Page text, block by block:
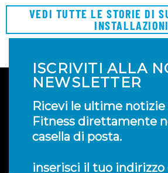
VEDI TUTTE LE STORIE DI
INSTALLAZIONI
ISCRIVITI ALLA
NEWSLETTER
Ricevi le ultime notizie
Fitness direttamente
casella di posta.
inserisci il tuo indirizzo